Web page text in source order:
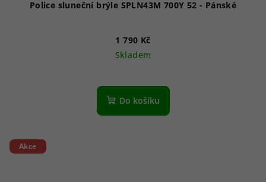
Police sluneční brýle SPLN43M 700Y 52 - Pánské
1 790 Kč
Skladem
Do košíku
Akce